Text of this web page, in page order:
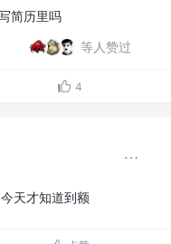
简历里吗
等人赞过
4
天才知道到额